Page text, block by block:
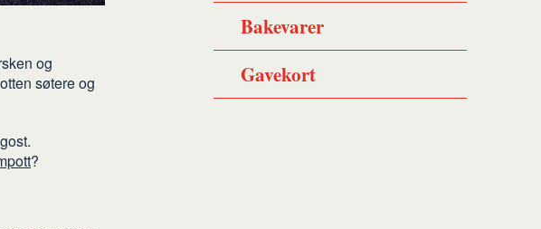
og
søtere og
?
Bakevarer
Gavekort